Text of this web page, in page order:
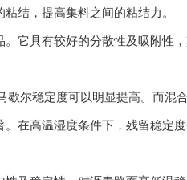
结，提高集料之间的粘结力。
它具有较好的分散性及吸附性
尔稳定度可以明显提高。而混
在高温湿度条件下，残留稳定